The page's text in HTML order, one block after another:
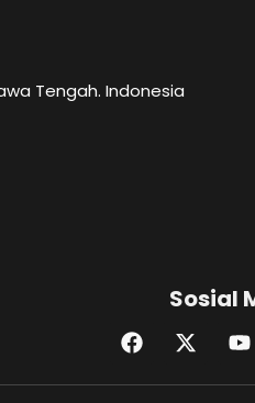
Tengah. Indonesia
Sosial